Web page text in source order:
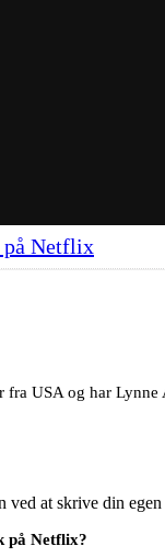
på Netflix
USA og har
at skrive din
på Netflix?